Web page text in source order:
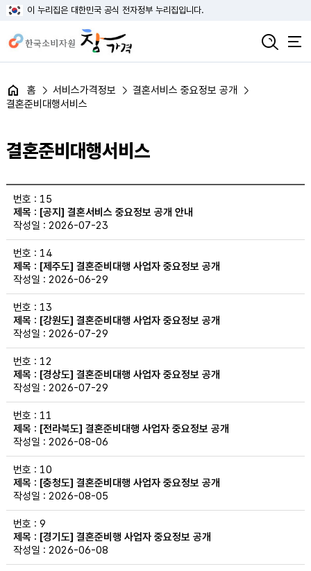
이 누리집은 대한민국 공식 전자정부 누리집입니다.
홈 서비스가격정보
결혼서비스 중요정보 공개
결혼준비대행서비스
결혼준비대행서비스
15
[공지] 결혼서비스 중요정보 공개 안내
2026-07-23
14
[제주도] 결혼준비대행 사업자 중요정보 공개
2026-06-29
13
[강원도] 결혼준비대행 사업자 중요정보 공개
2026-07-29
12
[경상도] 결혼준비대행 사업자 중요정보 공개
2026-07-29
11
[전라북도] 결혼준비대행 사업자 중요정보 공개
2026-08-06
10
[충청도] 결혼준비대행 사업자 중요정보 공개
2026-08-05
9
[경기도] 결혼준비행 사업자 중요정보 공개
2026-06-08